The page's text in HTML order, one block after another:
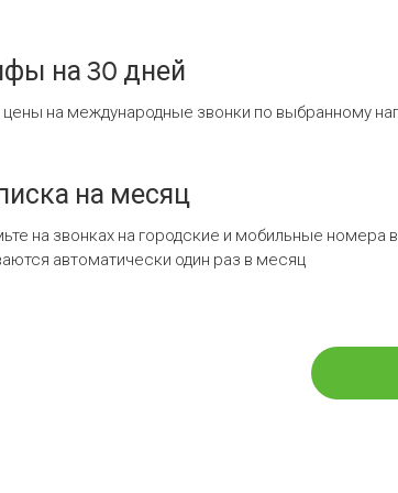
на 30 дней
на международные звонки по выбранному
на месяц
на звонках на городские и мобильные номера
автоматически один раз в месяц